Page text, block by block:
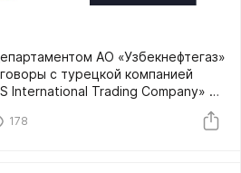
АО «Узбекнефтегаз»
с турецкой компанией
International Trading Company» по
продукции в страны Европы.
178